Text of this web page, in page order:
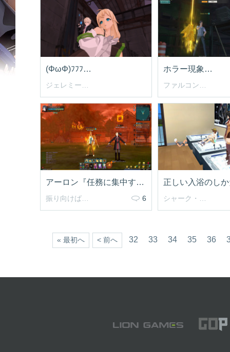
(ΦωΦ)ﾌﾌﾌ…
ジェレミート君
ホラー現象…
ファルコン・ランチ
アーロン『任務に集中するように！』
振り向けばさとまき 6
正しい入浴のし
シャーク・エイン
« 最初へ < 前へ 32 33 34 35 36